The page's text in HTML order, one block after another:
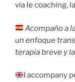
via le coaching,
Acompaño a
un enfoque
terapia breve y
I accompany